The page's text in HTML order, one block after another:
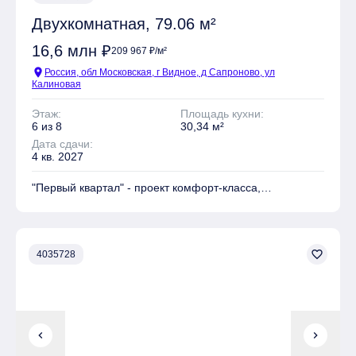
Двухкомнатная, 79.06 м²
16,6 млн ₽209 967 ₽/м²
location_on Россия, обл Московская, г Видное, д Сапроново, ул
Калиновая
Этаж:
6 из 8
Площадь кухни:
30,34 м²
Дата сдачи:
4 кв. 2027
"Первый квартал" - проект комфорт-класса,
корпусу переменной этажности в каждой. Дома имеют
Входные группы в комплексе сквозные, выполнены в
chevron_left chevron_right
4035728 favorite_border